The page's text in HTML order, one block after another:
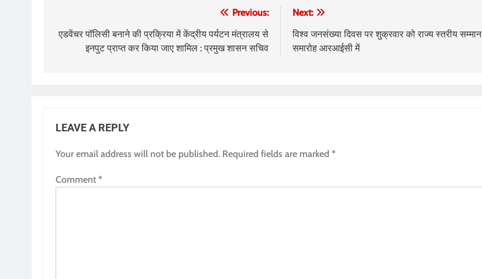
navigation
Previous:
एडवेंचर पॉलिसी बनाने की प्रक्रिया में केंद्रीय पर्यटन मंत्रालय से
इनपुट प्राप्त कर किया जाए शामिल : प्रमुख शासन सचिव
Next:
विश्व जनसंख्या दिवस पर शुक्रवार को राज्य स्तरीय सम्मान
समारोह आरआईसी में
LEAVE A REPLY
Your email address will not be published. Required fields are marked *
Comment *